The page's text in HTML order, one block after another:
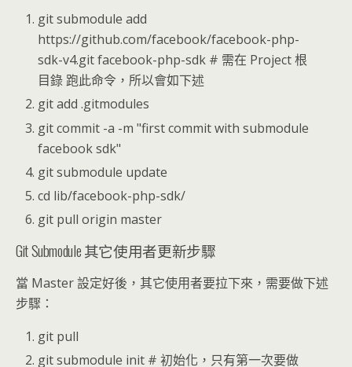
git submodule add
https://github.com/facebook/facebook-php-
sdk-v4.git facebook-php-sdk # 需在 Project 根
目錄 跑此命令，所以會如下述
git add .gitmodules
git commit -a -m "first commit with submodule
facebook sdk"
git submodule update
cd lib/facebook-php-sdk/
git pull origin master
Git Submodule 其它使用者更新步驟
當 Master 設定好後，其它使用者要拉下來，需要做下述
步驟：
git pull
git submodule init # 初始化，只有第一次要做